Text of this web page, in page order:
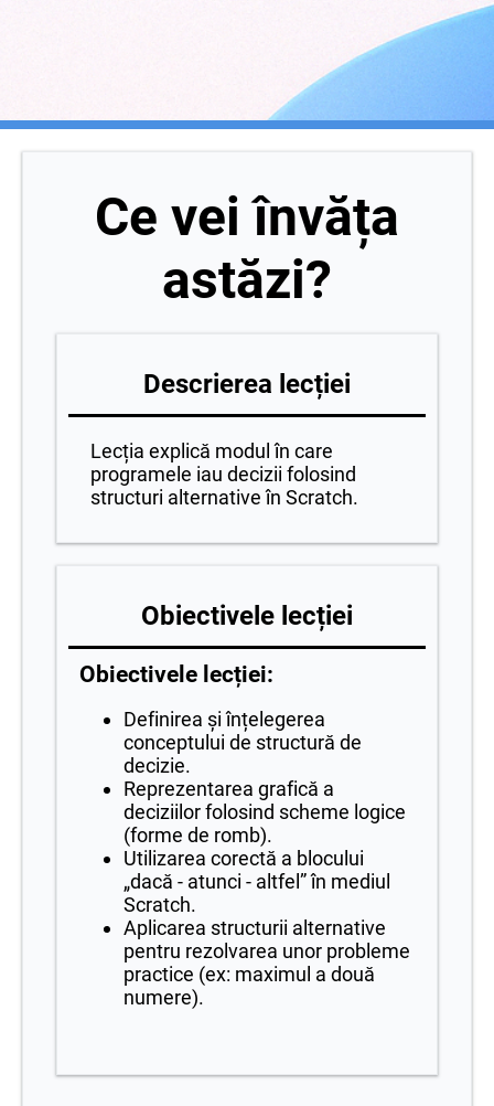
Ce vei învăța
astăzi?
Descrierea lecției
Lecția explică modul în care
programele iau decizii folosind
structuri alternative în Scratch.
Obiectivele lecției
Obiectivele lecției:
Definirea și înțelegerea
conceptului de structură de
decizie.
Reprezentarea grafică a
deciziilor folosind scheme logice
(forme de romb).
Utilizarea corectă a blocului
„dacă - atunci - altfel” în mediul
Scratch.
Aplicarea structurii alternative
pentru rezolvarea unor probleme
practice (ex: maximul a două
numere).